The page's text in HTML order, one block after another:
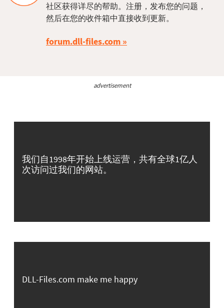
社区获得详尽的帮助。注册，发布您的问题，
然后在您的收件箱中直接收到更新。
forum.dll-files.com
advertisement
我们自1998年开始上线运营，共有全球1亿人
次访问过我们的网站。
DLL-Files.com make me happy